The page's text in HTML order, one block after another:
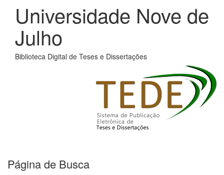
Universidade Nove de
Julho
Biblioteca Digital de Teses e Dissertações
Página de Busca